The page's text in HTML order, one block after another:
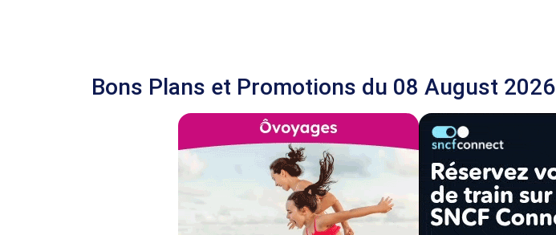
Bons Plans et Promotions du 08 August 2026